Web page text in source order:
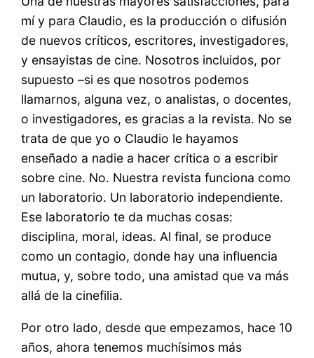
mí y para Claudio, es la producción o difusión
de nuevos críticos, escritores, investigadores,
y ensayistas de cine. Nosotros incluidos, por
supuesto –si es que nosotros podemos
llamarnos, alguna vez, o analistas, o docentes,
o investigadores, es gracias a la revista. No se
trata de que yo o Claudio le hayamos
enseñado a nadie a hacer crítica o a escribir
sobre cine. No. Nuestra revista funciona como
un laboratorio. Un laboratorio independiente.
Ese laboratorio te da muchas cosas:
disciplina, moral, ideas. Al final, se produce
como un contagio, donde hay una influencia
mutua, y, sobre todo, una amistad que va más
allá de la cinefilia.
Por otro lado, desde que empezamos, hace 10
años, ahora tenemos muchísimos más